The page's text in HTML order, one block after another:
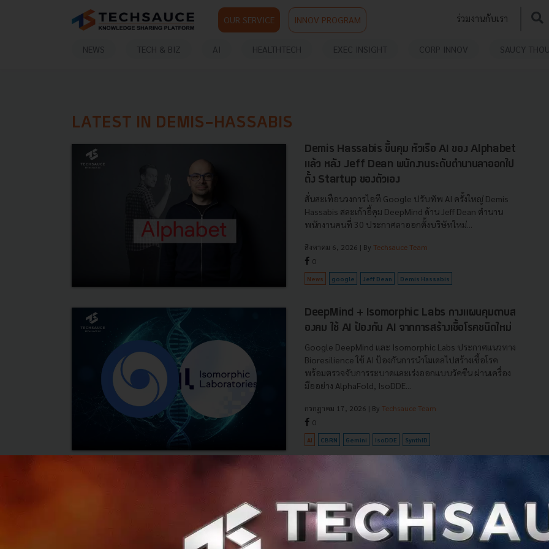
OUR SERVICE INNOV PROGRAM ร่วมงานกับเรา
NEWS TECH & BIZ AI HEALTHTECH EXEC INSIGHT CORP INNOV SAUCY
LATEST IN DEMIS-HASSABIS
Demis Hassabis ขึ้นคุม หัวเรือ AI ของ Alphabet
แล้ว หลัง Jeff Dean พนักงานระดับตำนานลาออกไป
ตั้ง Startup ของตัวเอง
สั่นสะเทือนวงการไอที Google ปรับทัพ AI ครั้งใหญ่ Demis
Hassabis สละเก้าอี้คุม DeepMind ด้าน Jeff Dean ตำนาน
พนักงานคนที่ 30 ประกาศลาออกตั้งบริษัทใหม่...
สิงหาคม 6, 2026 | By Techsauce Team
0
News google Jeff Dean Demis Hassabis
DeepMind + Isomorphic Labs กางแผนคุมดาบส
องคม ใช้ AI ป้องกัน AI จากการสร้างเชื้อโรคชนิดใหม่
Google DeepMind และ Isomorphic Labs ประกาศแนวทาง
Bioresilience ใช้ AI ป้องกันการนำโมเดลไปสร้างเชื้อโรค
พร้อมตรวจจับการระบาดและเร่งออกแบบวัคซีน ผ่านเครื่อง
มืออย่าง AlphaFold, IsoDDE...
กรกฎาคม 17, 2026 | By Techsauce Team
0
AI CBRN Gemini IsoDDE SynthID
เสี่ยงทางชีวภาพ
DeepMind เสนอจัดตั้งองค์กรกลางระดับโลก เพื่อตรวจสอบ
โมเดล AI ขั้นสูงก่อนเปิดใช้งาน พร้อมผลักดันแนวคิดต่อผู้